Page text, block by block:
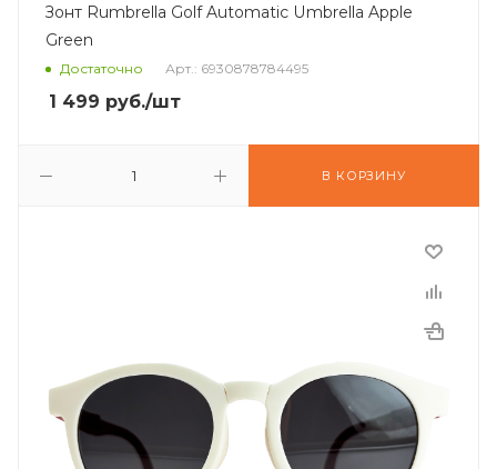
Зонт Rumbrella Golf Automatic Umbrella Apple
Green
Достаточно Арт.: 6930878784495
1 499 руб./шт
В КОРЗИНУ